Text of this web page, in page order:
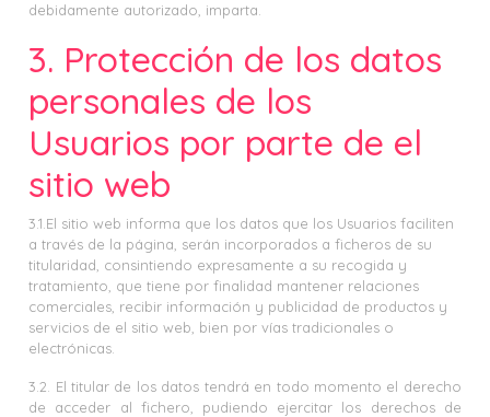
debidamente autorizado, imparta.
3. Protección de los datos
personales de los
Usuarios por parte de el
sitio web
3.1.El sitio web informa que los datos que los Usuarios faciliten
a través de la página, serán incorporados a ficheros de su
titularidad, consintiendo expresamente a su recogida y
tratamiento, que tiene por finalidad mantener relaciones
comerciales, recibir información y publicidad de productos y
servicios de el sitio web, bien por vías tradicionales o
electrónicas.
3.2. El titular de los datos tendrá en todo momento el derecho
de acceder al fichero, pudiendo ejercitar los derechos de